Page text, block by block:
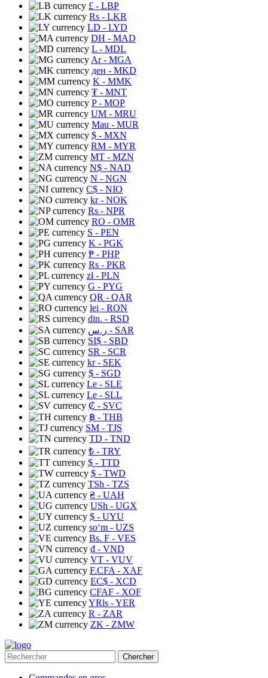
£ - LBP
Rs - LKR
LD - LYD
DH - MAD
L - MDL
Ar- MGA
ден - MKD
K - MMK
₮ - MNT
P- MOP
UM - MRU
Mau - MUR
$ - MXN
RM - MYR
MT - MZN
N$ - NAD
N - NGN
C$ - NIO
kr- NOK
Rs - NPR
RO - OMR
S - PEN
K - PGK
₱ - PHP
Rs - PKR
zł- PLN
G - PYG
QR - QAR
lei - RON
din. - RSD
ر.س - SAR
SI$ - SBD
SR - SCR
kr- SEK
$ - SGD
Le - SLE
Le - SLL
₡ - SVC
฿ - THB
ЅМ - TJS
TD - TND
₺ - TRY
$ - TTD
$ - TWD
TSh - TZS
₴ - UAH
USh - UGX
$ - UYU
soʻm - UZS
Bs. F - VES
₫ - VND
VT - VUV
F.CFA - XAF
EC$ - XCD
CFAF - XOF
YRls - YER
R - ZAR
ZK - ZMW
Chercher